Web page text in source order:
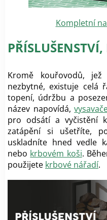
Kompletní
PŘÍSLUŠENSTVÍ,
Kromě kouřovodů,
nezbytné, existuje celá
topení, údržbu a
název napovídá,
pro odsátí a vyčistění
zatápění si ušetříte,
uskladníte hned vedle
nebo krbovém koši.
použijete krbové nářadí.